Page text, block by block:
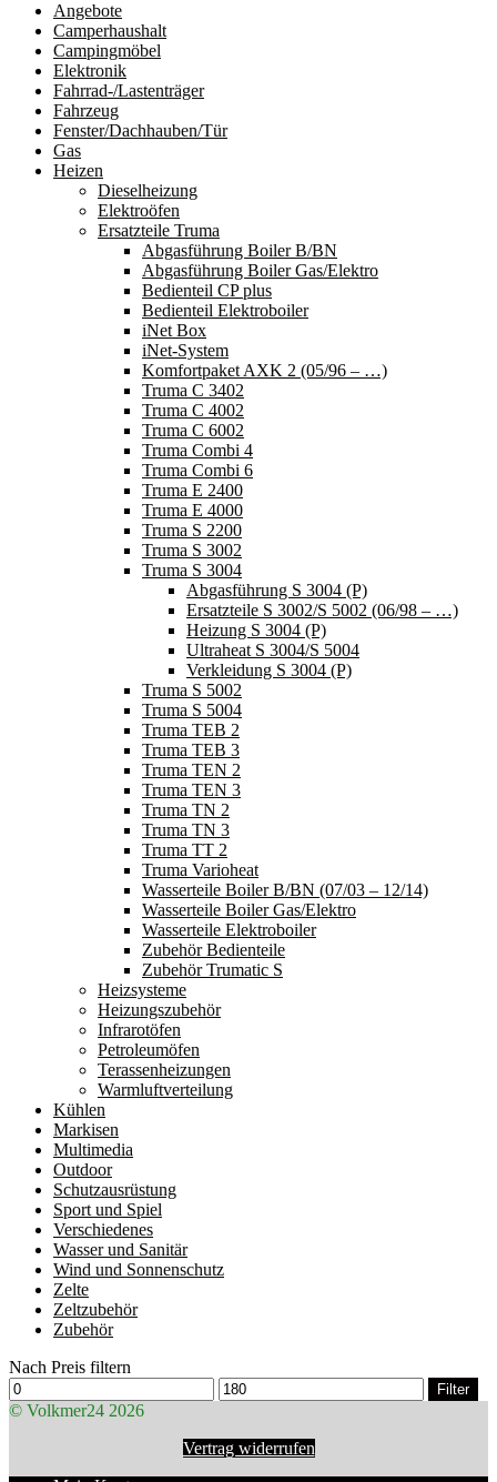
Angebote
Camperhaushalt
Campingmöbel
Elektronik
Fahrrad-/Lastenträger
Fahrzeug
Fenster/Dachhauben/Tür
Gas
Heizen
Dieselheizung
Elektroöfen
Ersatzteile Truma
Abgasführung Boiler B/BN
Abgasführung Boiler Gas/Elektro
Bedienteil CP plus
Bedienteil Elektroboiler
iNet Box
iNet-System
Komfortpaket AXK 2 (05/96 – …)
Truma C 3402
Truma C 4002
Truma C 6002
Truma Combi 4
Truma Combi 6
Truma E 2400
Truma E 4000
Truma S 2200
Truma S 3002
Truma S 3004
Abgasführung S 3004 (P)
Ersatzteile S 3002/S 5002 (06/98 – …)
Heizung S 3004 (P)
Ultraheat S 3004/S 5004
Verkleidung S 3004 (P)
Truma S 5002
Truma S 5004
Truma TEB 2
Truma TEB 3
Truma TEN 2
Truma TEN 3
Truma TN 2
Truma TN 3
Truma TT 2
Truma Varioheat
Wasserteile Boiler B/BN (07/03 – 12/14)
Wasserteile Boiler Gas/Elektro
Wasserteile Elektroboiler
Zubehör Bedienteile
Zubehör Trumatic S
Heizsysteme
Heizungszubehör
Infrarotöfen
Petroleumöfen
Terassenheizungen
Warmluftverteilung
Kühlen
Markisen
Multimedia
Outdoor
Schutzausrüstung
Sport und Spiel
Verschiedenes
Wasser und Sanitär
Wind und Sonnenschutz
Zelte
Zeltzubehör
Zubehör
Nach Preis filtern
Min.
Preis
Max.
Preis
Filter
© Volkmer24 2026
Vertrag widerrufen